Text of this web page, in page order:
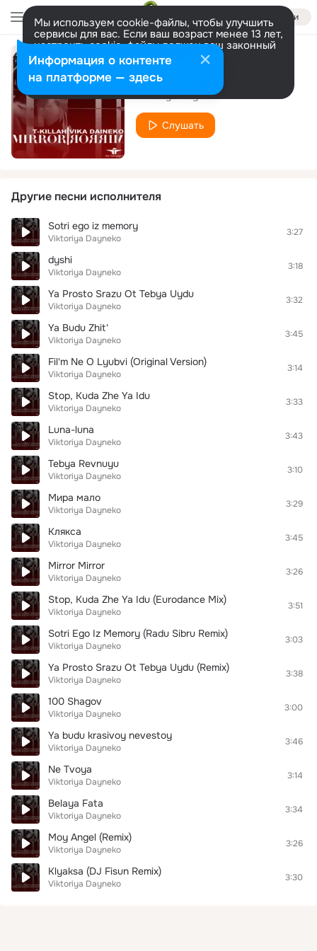
Войти
Мы используем cookie-файлы, чтобы улучшить
сервисы для вас. Если ваш возраст менее 13 лет,
настроить cookie-файлы должен ваш законный
представитель. Больше информации
Разрешить все Настроить
Luna Luna (Live)
Viktoriya Dayneko
Слушать
Другие песни исполнителя
Sotri ego iz memory
Viktoriya Dayneko
3:27
dyshi
Viktoriya Dayneko
3:18
Ya Prosto Srazu Ot Tebya Uydu
Viktoriya Dayneko
3:32
Ya Budu Zhit'
Viktoriya Dayneko
3:45
Fil'm Ne O Lyubvi (Original Version)
Viktoriya Dayneko
3:14
Stop, Kuda Zhe Ya Idu
Viktoriya Dayneko
3:33
Luna-luna
Viktoriya Dayneko
3:43
Tebya Revnuyu
Viktoriya Dayneko
3:10
Мира мало
Viktoriya Dayneko
3:29
Клякса
Viktoriya Dayneko
3:45
Mirror Mirror
Viktoriya Dayneko
3:26
Stop, Kuda Zhe Ya Idu (Eurodance Mix)
Viktoriya Dayneko
3:51
Sotri Ego Iz Memory (Radu Sibru Remix)
Viktoriya Dayneko
3:03
Ya Prosto Srazu Ot Tebya Uydu (Remix)
Viktoriya Dayneko
3:38
100 Shagov
Viktoriya Dayneko
3:00
Ya budu krasivoy nevestoy
Viktoriya Dayneko
3:46
Ne Tvoya
Viktoriya Dayneko
3:14
Belaya Fata
Viktoriya Dayneko
3:34
Moy Angel (Remix)
Viktoriya Dayneko
3:26
Klyaksa (DJ Fisun Remix)
Viktoriya Dayneko
3:30
Информация о контенте
на платформе — здесь